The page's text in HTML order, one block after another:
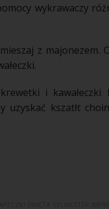
wykrawaczy
z majonezem.
i kawałeczki
kszatłt